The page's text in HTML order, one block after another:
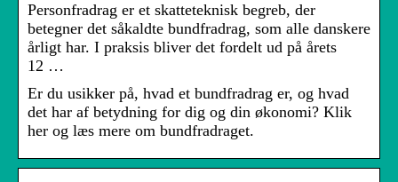
Personfradrag er et skatteteknisk begreb, der
betegner det såkaldte bundfradrag, som alle danskere
årligt har. I praksis bliver det fordelt ud på årets
12 …
Er du usikker på, hvad et bundfradrag er, og hvad
det har af betydning for dig og din økonomi? Klik
her og læs mere om bundfradraget.